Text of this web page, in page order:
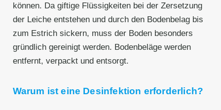
können. Da giftige Flüssigkeiten bei der Zersetzung
der Leiche entstehen und durch den Bodenbelag bis
zum Estrich sickern, muss der Boden besonders
gründlich gereinigt werden. Bodenbeläge werden
entfernt, verpackt und entsorgt.
Warum ist eine Desinfektion erforderlich?